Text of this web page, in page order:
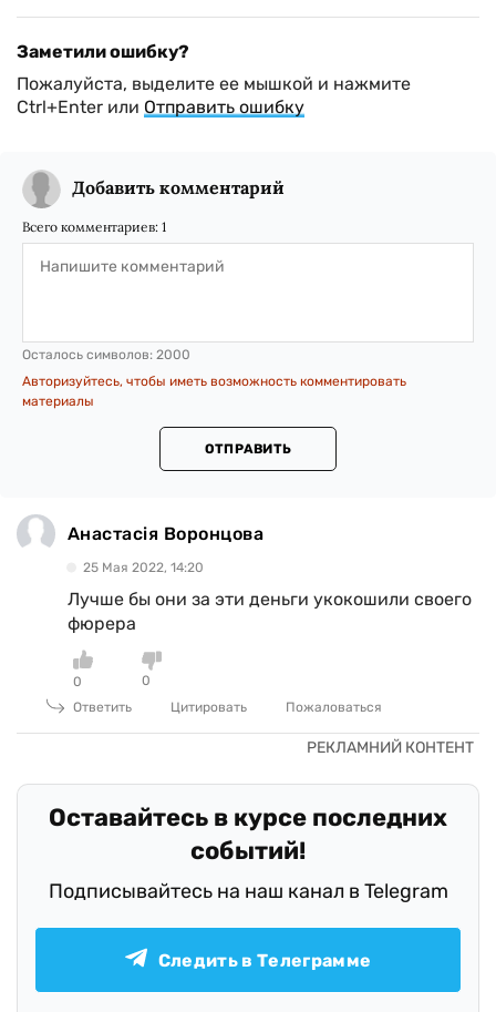
Заметили ошибку?
Пожалуйста, выделите ее мышкой и нажмите
Ctrl+Enter или Отправить ошибку
Добавить комментарий
Всего комментариев: 1
Осталось символов: 2000
Авторизуйтесь, чтобы иметь возможность комментировать
материалы
ОТПРАВИТЬ
Анастасія Воронцова
25 Мая 2022, 14:20
Лучше бы они за эти деньги укокошили своего
фюрера
0
0
Ответить
Цитировать Пожаловаться
Оставайтесь в курсе последних
событий!
Подписывайтесь на наш канал в Telegram
Следить в Телеграмме